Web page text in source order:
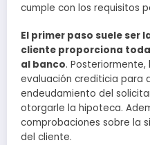
cumple con los requisitos
El primer paso suele ser
cliente proporciona
al banco.
evaluación crediticia para
endeudamiento del
otorgarle la hipoteca.
comprobaciones sobre la
del cliente.